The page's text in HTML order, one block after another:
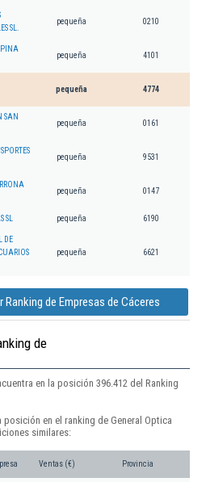
SL.
pequeña 0210
PINA
pequeña 4101
pequeña 4774
SAN
pequeña 0161
pequeña 9531
pequeña 0147
SL pequeña 6190
DE
pequeña 6621
Ranking de Empresas de Cáceres
de
en la posición 396.412 del Ranking
en el ranking de General Optica
similares:
Ventas (€) Provincia